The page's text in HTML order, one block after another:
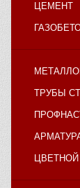
ЦЕМЕНТ
ТРУБЫ